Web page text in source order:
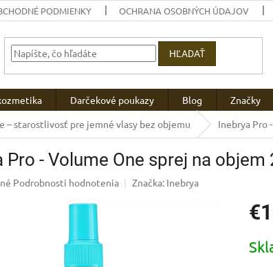
PODMIENKY OCHRANA OSOBNÝCH ÚDAJOV
HĽADAŤ
Darčekové poukazy Blog
Značky
– starostlivosť pre jemné vlasy bez objemu Inebrya Pro
Pro - Volume One sprej na objem
Podrobnosti hodnotenia Značka: Inebrya
cena: